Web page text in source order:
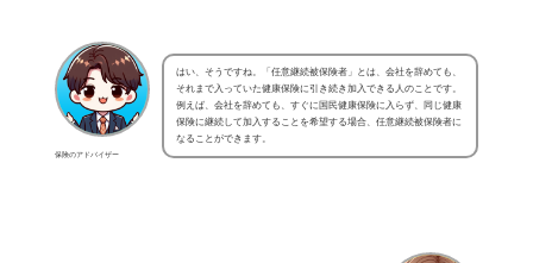
保険のアドバイザー
はい、そうですね。「任意継続被保険者」とは、会社を辞めても、
それまで入っていた健康保険に引き続き加入できる人のことです。
例えば、会社を辞めても、すぐに国民健康保険に入らず、同じ健康
保険に継続して加入することを希望する場合、任意継続被保険者に
なることができます。